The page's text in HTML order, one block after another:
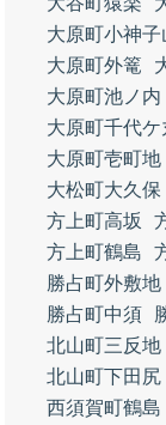
大原町小神子
大原町外篭
大原町池ノ内
大原町千代ケ
大原町壱町地
大松町大久保
方上町高坂
方上町鶴島
勝占町外敷地
勝占町中須
北山町三反地
北山町下田尻
西須賀町鶴島